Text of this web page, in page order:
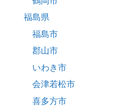
福島県
福島市
郡山市
いわき市
会津若松市
喜多方市